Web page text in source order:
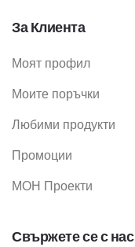
За Клиента
Моят профил
Моите поръчки
Любими продукти
Промоции
МОН Проекти
Свържете се с нас